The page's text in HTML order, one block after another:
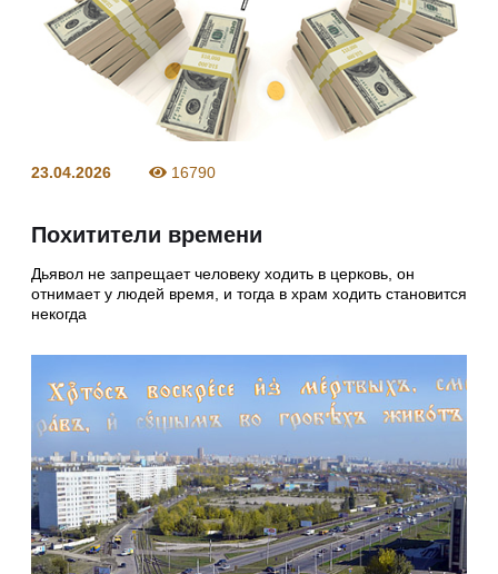
23.04.2026 16790
Похитители времени
Дьявол не запрещает человеку ходить в церковь, он
отнимает у людей время, и тогда в храм ходить становится
некогда